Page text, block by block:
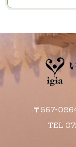
〒567-
TEL